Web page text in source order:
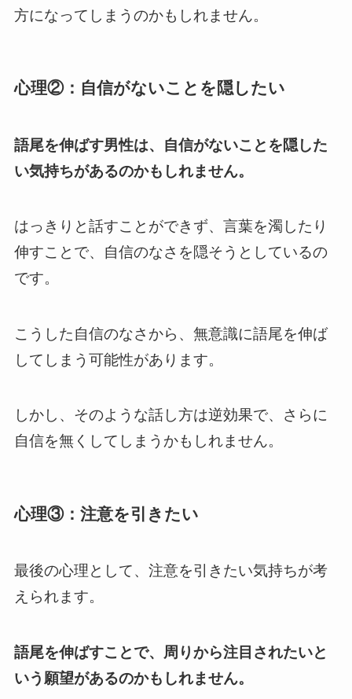
方になってしまうのかもしれません。
心理②：自信がないことを隠したい
語尾を伸ばす男性は、自信がないことを隠した
い気持ちがあるのかもしれません。
はっきりと話すことができず、言葉を濁したり
伸すことで、自信のなさを隠そうとしているの
です。
こうした自信のなさから、無意識に語尾を伸ば
してしまう可能性があります。
しかし、そのような話し方は逆効果で、さらに
自信を無くしてしまうかもしれません。
心理③：注意を引きたい
最後の心理として、注意を引きたい気持ちが考
えられます。
語尾を伸ばすことで、周りから注目されたいと
いう願望があるのかもしれません。